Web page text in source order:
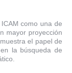
como una de
mayor proyección
el papel de
la búsqueda de